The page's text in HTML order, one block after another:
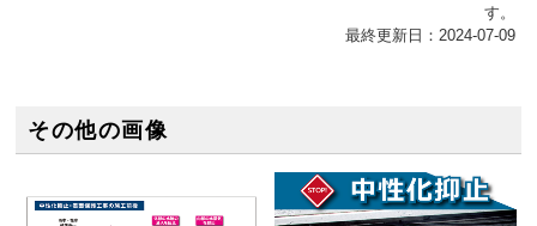
す。
最終更新日：2024-07-09
その他の画像